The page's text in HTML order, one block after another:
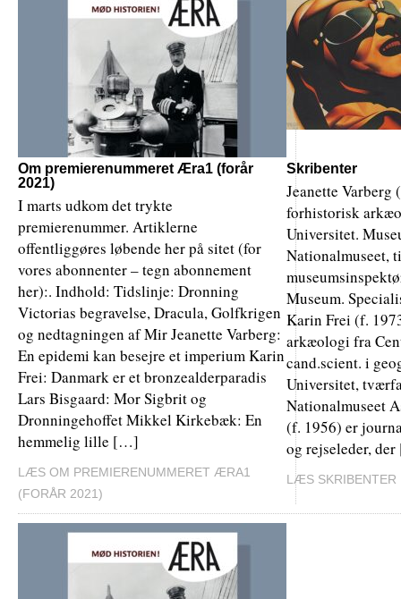
Om premierenummeret Æra1 (forår
2021)
I marts udkom det trykte
premierenummer. Artiklerne
offentliggøres løbende her på sitet (for
vores abonnenter – tegn abonnement
her):. Indhold: Tidslinje: Dronning
Victorias begravelse, Dracula, Golfkrigen
og nedtagningen af Mir Jeanette Varberg:
En epidemi kan besejre et imperium Karin
Frei: Danmark er et bronzealderparadis
Lars Bisgaard: Mor Sigbrit og
Dronningehoffet Mikkel Kirkebæk: En
hemmelig lille […]
LÆS OM PREMIERENUMMERET ÆRA1
(FORÅR 2021)
Skribenter
Jeanette Varberg
forhistorisk
Universitet.
Nationalmuseet,
Museum.
Karin Frei (f.
arkæologi fra
cand.scient. i
Universitet,
Nationalmuseet
(f. 1956) er
og rejseleder,
LÆS SKRIBENTER